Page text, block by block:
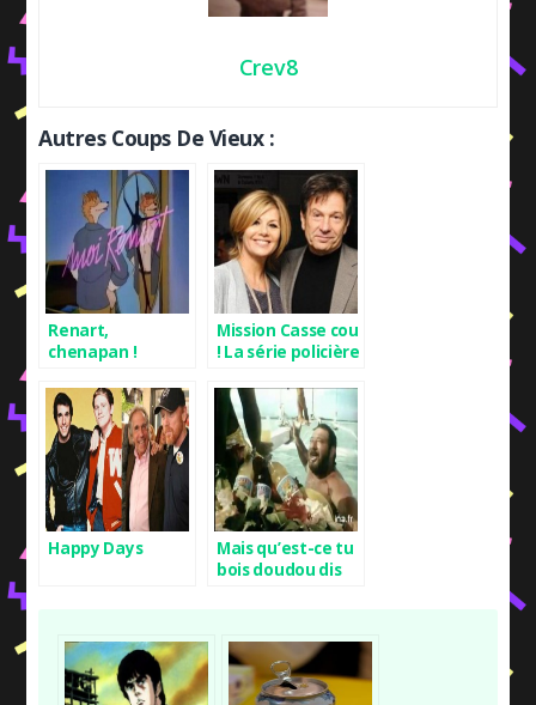
Crev8
Autres Coups De Vieux :
Renart,
chenapan !
Mission Casse cou
! La série policière
Happy Days
Mais qu’est-ce tu
bois doudou dis